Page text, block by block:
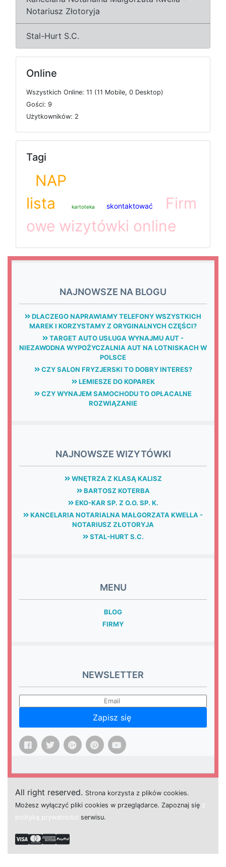
Notariusz Złotoryja
Stal-Hurt S.C.
Online
Wszystkich Online: 11 (11 Mobile, 0 Desktop)
Gości: 9
Użytkowników: 2
Tagi
NAP
lista
kartoteka skontaktować
Firm
owe wizytówki online
NAJNOWSZE NA BLOGU
DLACZEGO NAPRAWIAMY TELEFONY WSZYSTKICH
MAREK I KORZYSTAMY Z ORYGINALNYCH CZĘŚCI?
TARGET AUTO USŁUGA WYNAJMU AUT -
NIEZAWODNA WYPOŻYCZALNIA AUT NA LOTNISKACH W
POLSCE
CZY SALON FRYZJERSKI TO DOBRY INTERES?
LEMIESZE DO KOPAREK
CZY WYNAJEM SAMOCHODU TO OPŁACALNE
ROZWIĄZANIE
NAJNOWSZE WIZYTÓWKI
WNĘTRZA Z KLASĄ KALISZ
BARTOSZ KOTERBA
EKO-KAR SP. Z O.O. SP. K.
KANCELARIA NOTARIALNA MAŁGORZATA KWELLA -
NOTARIUSZ ZŁOTORYJA
STAL-HURT S.C.
MENU
BLOG
FIRMY
NEWSLETTER
Zapisz się
All right reserved. Strona korzysta z plików cookies.
Możesz wyłączyć pliki cookies w przeglądarce. Zapoznaj się z
polityką prywatności serwisu.